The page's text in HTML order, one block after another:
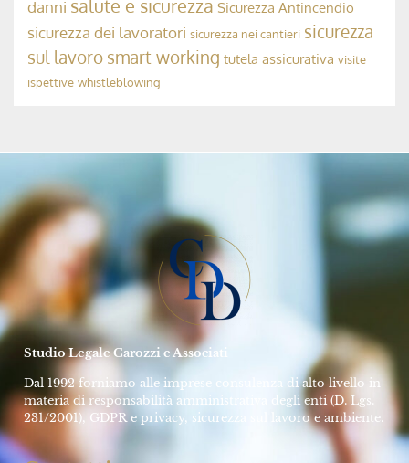
La Responsabilità Penale dell’OdV 231
➞
Avv. Rolando Dubini 10 Maggio 2024